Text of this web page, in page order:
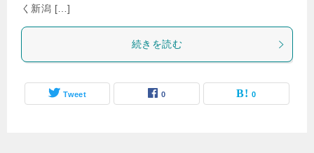
く新潟 […]
続きを読む
Tweet 0 0